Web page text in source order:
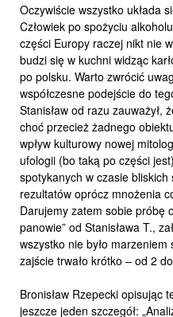
Oczywiście wszystko układa
Człowiek po spożyciu
części Europy raczej nikt nie
budzi się w kuchni widząc
po polsku. Warto zwrócić
współczesne podejście do
Stanisław od razu zauważył,
choć przecież żadnego
wpływ kulturowy nowej
ufologii (bo taką po części
spotykanych w czasie
rezultatów oprócz mnożenia
Darujemy zatem sobie próbę
panowie” od Stanisława T.,
wszystko nie było
zajście trwało krótko – od 2
Bronisław Rzepecki opisując
jeszcze jeden szczegół: